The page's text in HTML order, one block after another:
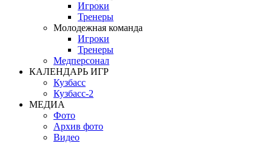
Игроки
Тренеры
Молодежная команда
Игроки
Тренеры
Медперсонал
КАЛЕНДАРЬ ИГР
Кузбасс
Кузбасс-2
МЕДИА
Фото
Архив фото
Видео